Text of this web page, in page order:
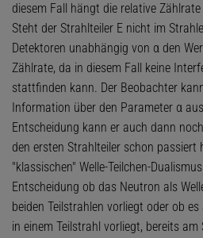
diesem Fall hängt die relative Zählrate
Steht der Strahlteiler E nicht im
Detektoren unabhängig von α den
Zählrate, da in diesem Fall keine
stattfinden kann. Der Beobachter
Information über den Parameter α
Entscheidung kann er auch dann
den ersten Strahlteiler schon passiert
"klassischen" Welle-Teilchen-
Entscheidung ob das Neutron als
beiden Teilstrahlen vorliegt oder ob
in einem Teilstrahl vorliegt, bereits